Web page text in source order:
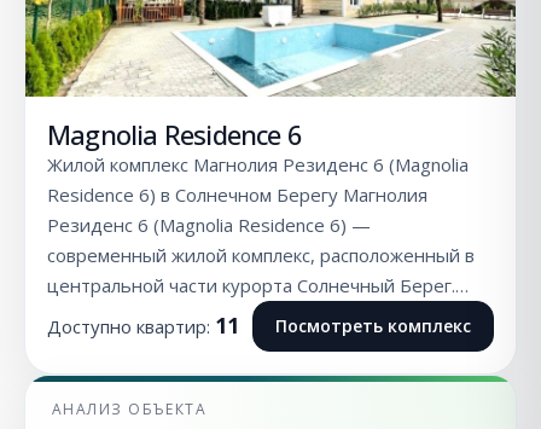
Magnolia Residence 6
Жилой комплекс Магнолия Резиденс 6 (Magnolia
Residence 6) в Солнечном Берегу Магнолия
Резиденс 6 (Magnolia Residence 6) —
современный жилой комплекс, расположенный в
центральной части курорта Солнечный Берег.…
Доступно квартир: 11 Посмотреть комплекс
АНАЛИЗ ОБЪЕКТА